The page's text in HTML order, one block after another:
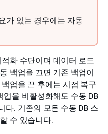
가 있는 경우에는 자동
화 수단이며 데이터 로드
백업을 끄면 기존 백업이
업을 끈 후에는 시점 복구
업을 비활성화해도 수동 DB
다. 기존의 모든 수동 DB 스
수 있습니다.